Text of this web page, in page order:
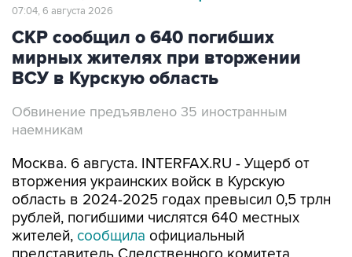
07:04, 6 августа 2026
СКР сообщил о 640 погибших
мирных жителях при вторжении
ВСУ в Курскую область
Обвинение предъявлено 35 иностранным
наемникам
Москва. 6 августа. INTERFAX.RU - Ущерб от
вторжения украинских войск в Курскую
область в 2024-2025 годах превысил 0,5 трлн
рублей, погибшими числятся 640 местных
жителей, сообщила официальный